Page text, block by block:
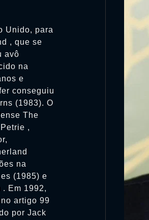
Unido, para
, que se
avô
na
e
conseguiu
(1983). O
The
,
na
(1985) e
Em 1992,
artigo 99
por Jack